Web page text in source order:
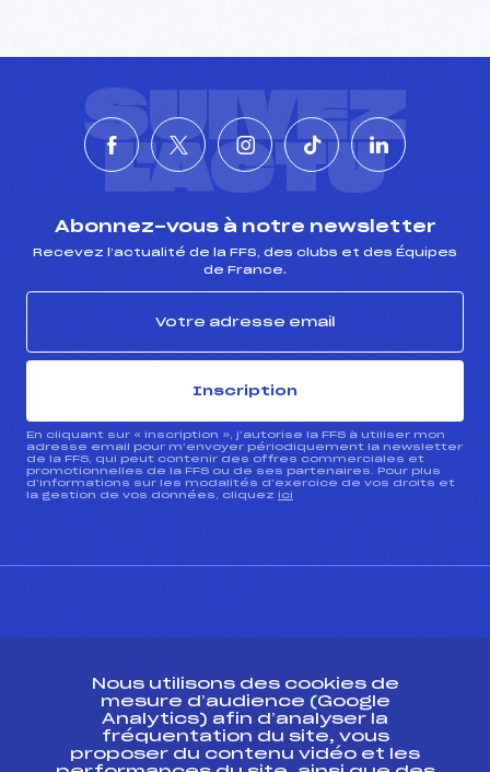
SUIVEZ
L'ACTU
Abonnez-vous à notre newsletter
Recevez l’actualité de la FFS, des clubs et des Équipes
de France.
Inscription
En cliquant sur « inscription », j’autorise la FFS à utiliser mon
adresse email pour m’envoyer périodiquement la newsletter
de la FFS, qui peut contenir des offres commerciales et
promotionnelles de la FFS ou de ses partenaires. Pour plus
d’informations sur les modalités d’exercice de vos droits et
la gestion de vos données, cliquez ici
Ressources
Nous utilisons des cookies de
mesure d’audience (Google
Analytics) afin d’analyser la
fréquentation du site, vous
proposer du contenu vidéo et les